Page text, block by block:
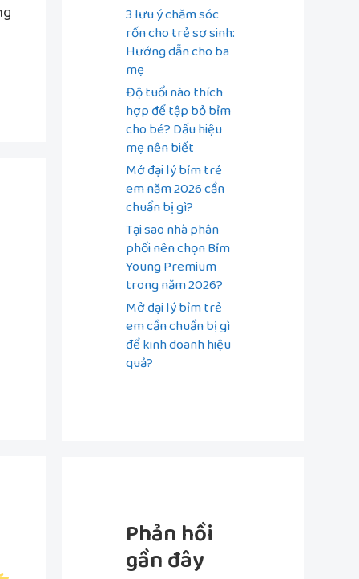
3 lưu ý chăm sóc
rốn cho trẻ sơ sinh:
Hướng dẫn cho ba
mẹ
Độ tuổi nào thích
hợp để tập bỏ bỉm
cho bé? Dấu hiệu
mẹ nên biết
Mở đại lý bỉm trẻ
em năm 2026 cần
chuẩn bị gì?
Tại sao nhà phân
phối nên chọn Bỉm
Young Premium
trong năm 2026?
Mở đại lý bỉm trẻ
em cần chuẩn bị gì
để kinh doanh hiệu
quả?
Phản hồi
gần đây